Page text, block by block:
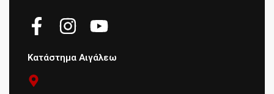
Κατάστημα Αιγάλεω